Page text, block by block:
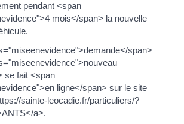
pendant <span
mois</span> la nouvelle
span>
se fait <span
ligne</span> sur le site
sainte-leocadie.fr/particuliers/?
a>.